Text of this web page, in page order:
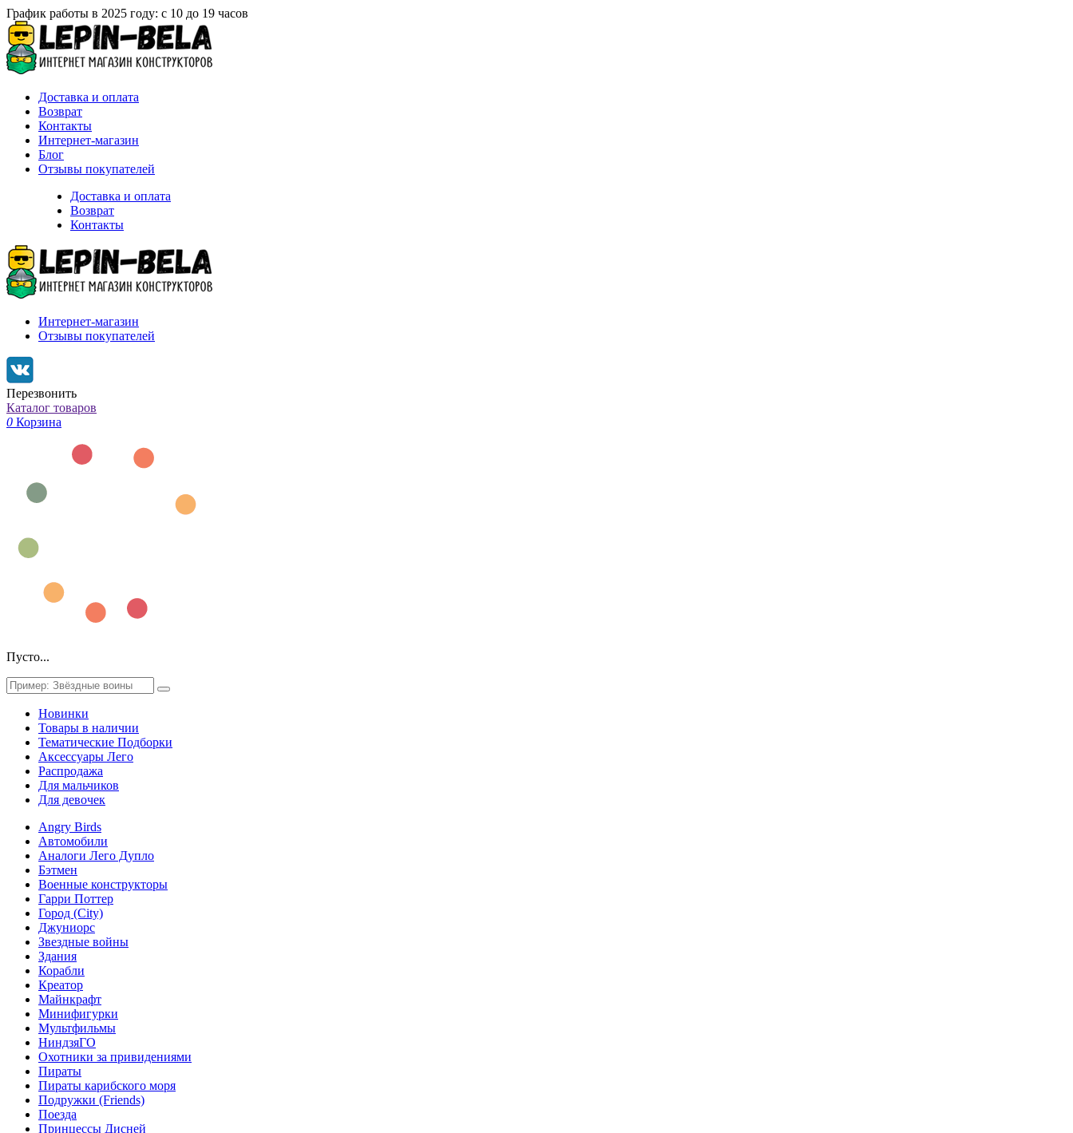
График работы в 2025 году: с 10 до 19 часов
Доставка и оплата
Возврат
Контакты
Интернет-магазин
Блог
Отзывы покупателей
Доставка и оплата
Возврат
Контакты
Интернет-магазин
Отзывы покупателей
Перезвонить
Каталог товаров
0 Корзина
Пусто...
Новинки
Товары в наличии
Тематические Подборки
Аксессуары Лего
Распродажа
Для мальчиков
Для девочек
Angry Birds
Автомобили
Аналоги Лего Дупло
Бэтмен
Военные конструкторы
Гарри Поттер
Город (City)
Джуниорс
Звездные войны
Здания
Корабли
Креатор
Майнкрафт
Минифигурки
Мультфильмы
НиндзяГО
Охотники за привидениями
Пираты
Пираты карибского моря
Подружки (Friends)
Поезда
Принцессы Дисней